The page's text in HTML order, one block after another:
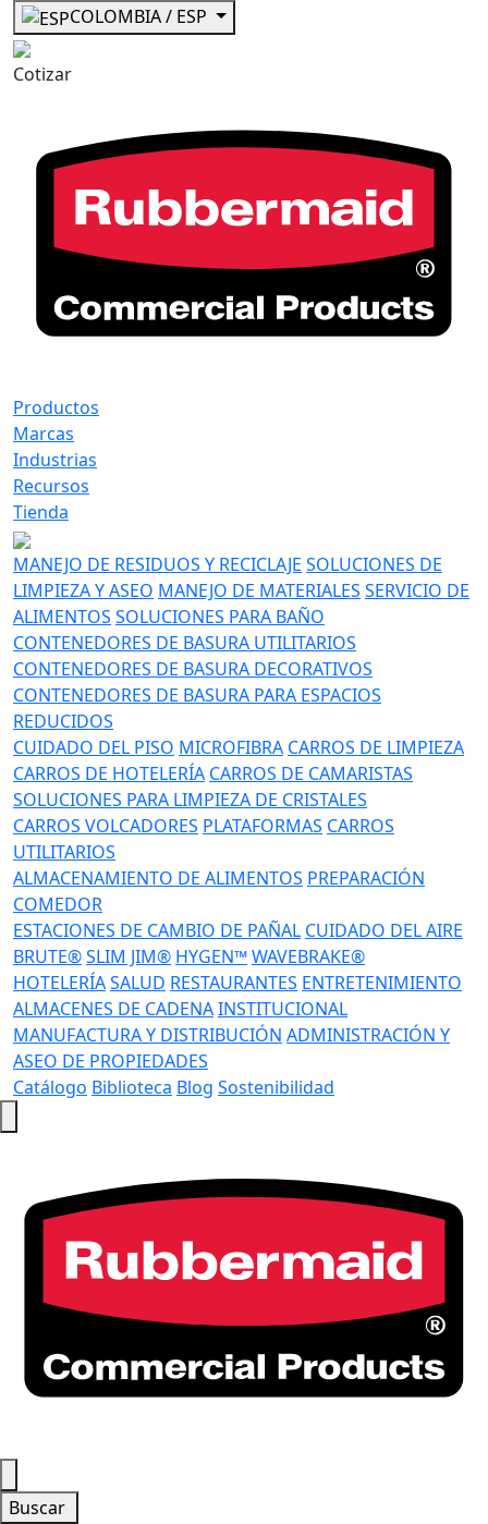
COLOMBIA / ESP
Cotizar
Productos
Marcas
Industrias
Recursos
Tienda
MANEJO DE RESIDUOS Y RECICLAJE SOLUCIONES DE
LIMPIEZA Y ASEO MANEJO DE MATERIALES SERVICIO DE
ALIMENTOS SOLUCIONES PARA BAÑO
CONTENEDORES DE BASURA UTILITARIOS
CONTENEDORES DE BASURA DECORATIVOS
CONTENEDORES DE BASURA PARA ESPACIOS
REDUCIDOS
CUIDADO DEL PISO MICROFIBRA CARROS DE LIMPIEZA
CARROS DE HOTELERÍA CARROS DE CAMARISTAS
SOLUCIONES PARA LIMPIEZA DE CRISTALES
CARROS VOLCADORES PLATAFORMAS CARROS
UTILITARIOS
ALMACENAMIENTO DE ALIMENTOS PREPARACIÓN
COMEDOR
ESTACIONES DE CAMBIO DE PAÑAL CUIDADO DEL AIRE
BRUTE®SLIM JIM® HYGEN™WAVEBRAKE®
HOTELERÍASALUD RESTAURANTES ENTRETENIMIENTO
ALMACENES DE CADENAINSTITUCIONAL
MANUFACTURA Y DISTRIBUCIÓN ADMINISTRACIÓN Y
ASEO DE PROPIEDADES
Catálogo Biblioteca Blog Sostenibilidad
Buscar